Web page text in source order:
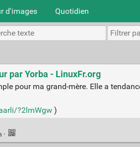
d'images Quotidien
par Yorba - LinuxFr.org
pour ma grand-mère. Elle a
?2lmWgw)
·